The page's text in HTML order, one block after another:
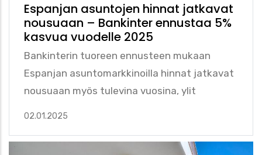
Espanjan asuntojen hinnat jatkavat
nousuaan – Bankinter ennustaa 5%
kasvua vuodelle 2025
Bankinterin tuoreen ennusteen mukaan
Espanjan asuntomarkkinoilla hinnat jatkavat
nousuaan myös tulevina vuosina, ylit
02.01.2025